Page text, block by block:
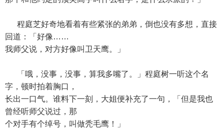
程庭芝好奇地看着有些紧张的弟弟，倒也没有多想，直接
回道：「好像……
我师父说，对方好像叫卫天鹰。」
「哦，没事，没事，算我多嘴了。」程庭树一听这个名
字，顿时拍着胸口，
长出一口气。谁料下一刻，大姐便补充了一句，「但是我也
曾经听师父说过，那
个对手有个绰号，叫做秃毛鹰！」